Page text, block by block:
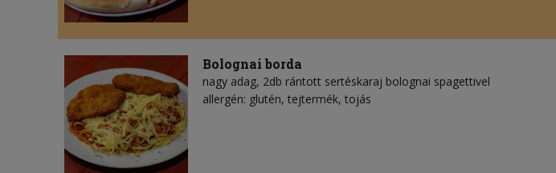
Bolognai borda
nagy adag, 2db rántott sertéskaraj bolognai spagettivel
allergén: glutén, tejtermék, tojás